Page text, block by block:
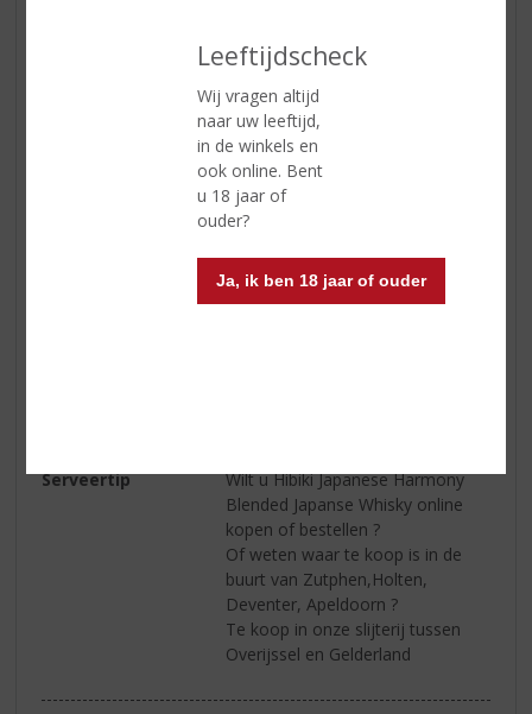
Leeftijdscheck
Wij vragen altijd
naar uw leeftijd,
in de winkels en
ook online. Bent
u 18 jaar of
ouder?
Ja, ik ben 18 jaar of ouder
rozijnen en pruimen gaat mooi
geroosterde mout, honing,
chocolade, kaneel, foelie en witte
peper.
Friszoet en kruidig met tonen van
perzik, abrikoos, rozijnen,
van tabaksrook en kruidigheid van
kaneel, peper, gember en
Serveertip
Wilt u Hibiki Japanese Harmony
Blended Japanse Whisky online
kopen of bestellen ?
Of weten waar te koop is in de
buurt van Zutphen,Holten,
Deventer, Apeldoorn ?
Te koop in onze slijterij tussen
Overijssel en Gelderland